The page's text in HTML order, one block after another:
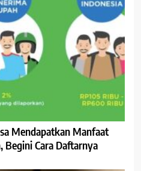
Mendapatkan Manfaat
Begini Cara Daftarnya